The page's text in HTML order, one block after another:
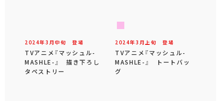
2024年3 月中旬 登場
TVアニメ『マッシュル-
MASHLE-』 描き下ろし
タペストリー
2024年3 月 上旬 登場
TVアニメ『マッシュル-
MASHLE-』 トートバッ
グ